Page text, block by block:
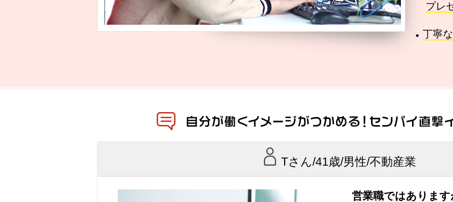
プレ
丁寧
Tさん/41歳/男性/不動産業
営業職ではありま